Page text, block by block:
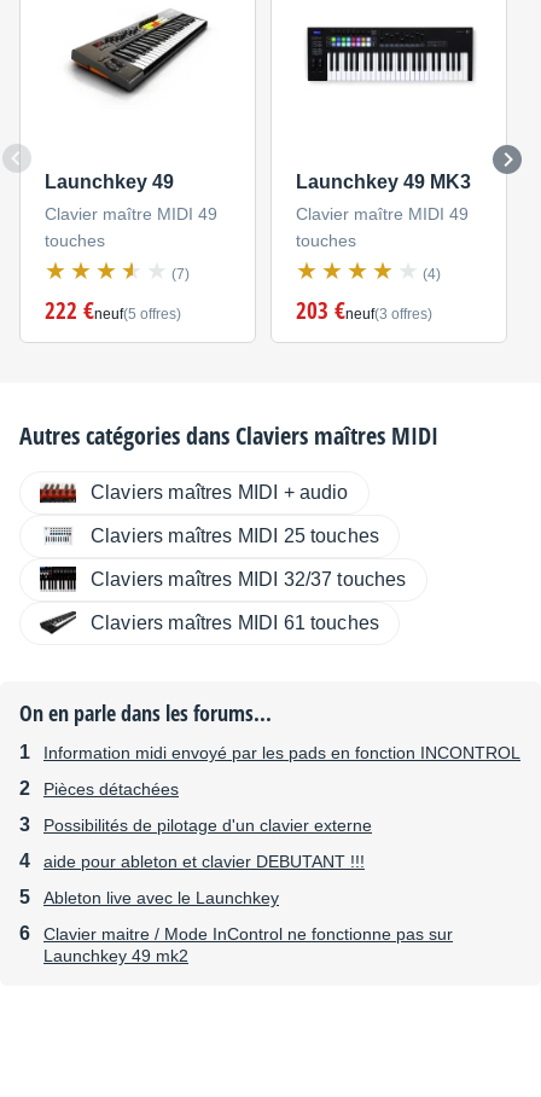
Launchkey 49
Clavier maître MIDI 49
touches
(7)
222 €neuf(5 offres)
Launchkey 49 MK3
Clavier maître MIDI 49
touches
(4)
203 €neuf(3 offres)
Autres catégories dansClaviers maîtres MIDI
Claviers maîtres MIDI + audio
Claviers maîtres MIDI 25 touches
Claviers maîtres MIDI 32/37 touches
Claviers maîtres MIDI 61 touches
On en parle dans les forums...
Information midi envoyé par les pads en fonction INCONTROL
Pièces détachées
Possibilités de pilotage d'un clavier externe
aide pour ableton et clavier DEBUTANT !!!
Ableton live avec le Launchkey
Clavier maitre / Mode InControl ne fonctionne pas sur
Launchkey 49 mk2